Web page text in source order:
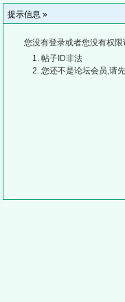
提示信息 »
您没有登录或者您没有权
帖子ID非法
您还不是论坛会员,请